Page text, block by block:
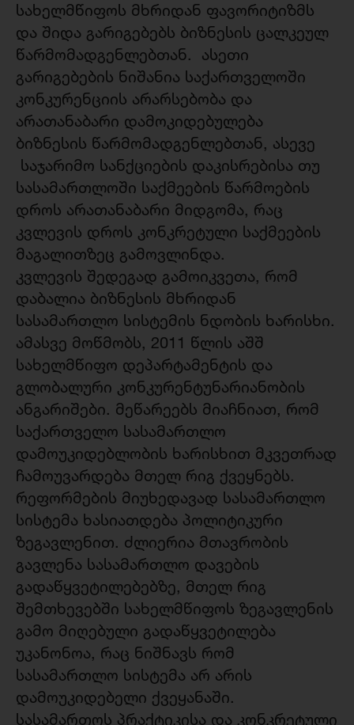
სახელმწიფოს მხრიდან ფავორიტიზმს
და შიდა გარიგებებს ბიზნესის ცალკეულ
წარმომადგენლებთან. ასეთი
გარიგებების ნიშანია საქართველოში
კონკურენციის არარსებობა და
არათანაბარი დამოკიდებულება
ბიზნესის წარმომადგენლებთან, ასევე
საჯარიმო სანქციების დაკისრებისა თუ
სასამართლოში საქმეების წარმოების
დროს არათანაბარი მიდგომა, რაც
კვლევის დროს კონკრეტული საქმეების
მაგალითზეც გამოვლინდა.
კვლევის შედეგად გამოიკვეთა, რომ
დაბალია ბიზნესის მხრიდან
სასამართლო სისტემის ნდობის ხარისხი.
ამასვე მოწმობს, 2011 წლის აშშ
სახელმწიფო დეპარტამენტის და
გლობალური კონკურენტუნარიანობის
ანგარიშები. მეწარეებს მიაჩნიათ, რომ
საქართველო სასამართლო
დამოუკიდებლობის ხარისხით მკვეთრად
ჩამოუვარდება მთელ რიგ ქვეყნებს.
რეფორმების მიუხედავად სასამართლო
სისტემა ხასიათდება პოლიტიკური
ზეგავლენით. ძლიერია მთავრობის
გავლენა სასამართლო დავების
გადაწყვეტილებებზე, მთელ რიგ
შემთხევებში სახელმწიფოს ზეგავლენის
გამო მიღებული გადაწყვეტილება
უკანონოა, რაც ნიშნავს რომ
სასამართლო სისტემა არ არის
დამოუკიდებელი ქვეყანაში.
სასამართოს პრაქტიკისა და კონკრეტული